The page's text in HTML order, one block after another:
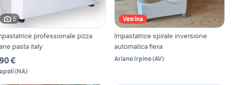
6
professionale pizza
pasta italy
€
(NA)
Vetrina
Impastatrice spirale inversione
automatica fiera
Ariano Irpino(AV)